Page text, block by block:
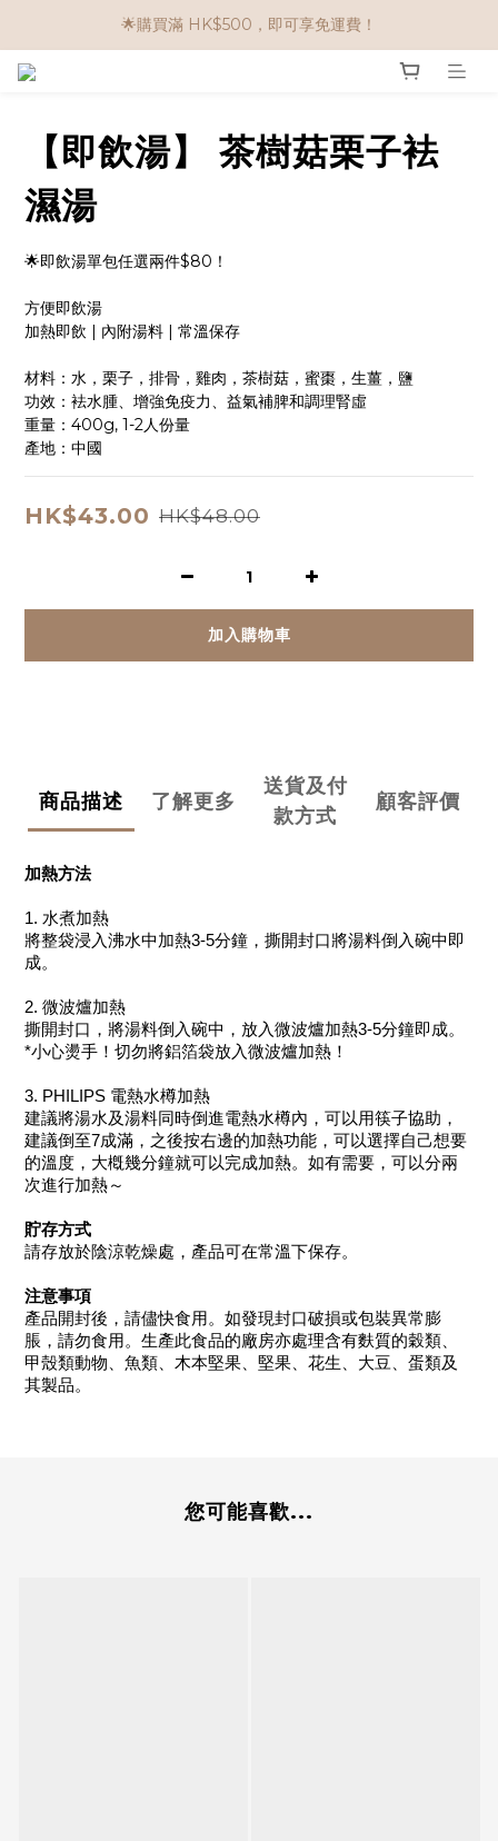
🌟購物滿 HK$650享95折； HK$950享9折；HK$1500享85折
🌟購買滿 HK$500，即可享免運費！
任選兩件$80！ 🌟韓國骨膠原啫喱：$270/3件；$510/6件
【即飲湯】 茶樹菇栗子袪
濕湯
🌟即飲湯單包任選兩件$80！
方便即飲湯
加熱即飲 | 內附湯料 | 常溫保存
材料：水，栗子，排骨，雞肉，茶樹菇，蜜棗，生薑，鹽
功效：袪水腫、增強免疫力、益氣補脾和調理腎虛
重量：400g, 1-2人份量
產地：中國
HK$43.00 HK$48.00
加入購物車
商品描述 了解更多
送貨及付
款方式
顧客評價
加熱方法
1. 水煮加熱
將整袋浸入沸水中加熱3-5分鐘，撕開封口將湯料倒入碗中即
成。
2. 微波爐加熱
撕開封口，將湯料倒入碗中，放入微波爐加熱3-5分鐘即成。
*小心燙手！切勿將鋁箔袋放入微波爐加熱！
3. PHILIPS 電熱水樽加熱
建議將湯水及湯料同時倒進電熱水樽內，可以用筷子協助，
建議倒至7成滿，之後按右邊的加熱功能，可以選擇自己想要
的溫度，大槪幾分鐘就可以完成加熱。如有需要，可以分兩
次進行加熱～
貯存方式
請存放於陰涼乾燥處，產品可在常溫下保存。
注意事項
產品開封後，請儘快食用。如發現封口破損或包裝異常膨
脹，請勿食用。生產此食品的廠房亦處理含有麩質的穀類、
甲殼類動物、魚類、木本堅果、堅果、花生、大豆、蛋類及
其製品。
您可能喜歡...